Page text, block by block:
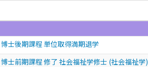
士後期課程 単位取得満期退学
士前期課程 修了 社会福祉学修士 (社会福祉学)